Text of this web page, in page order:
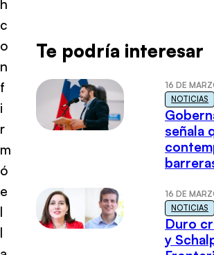
h
c
o
n
f
i
r
m
ó
e
l
l
Te podría interesar
16 DE
NOTICIAS
señala
16 DE
NOTICIAS
Duro
y